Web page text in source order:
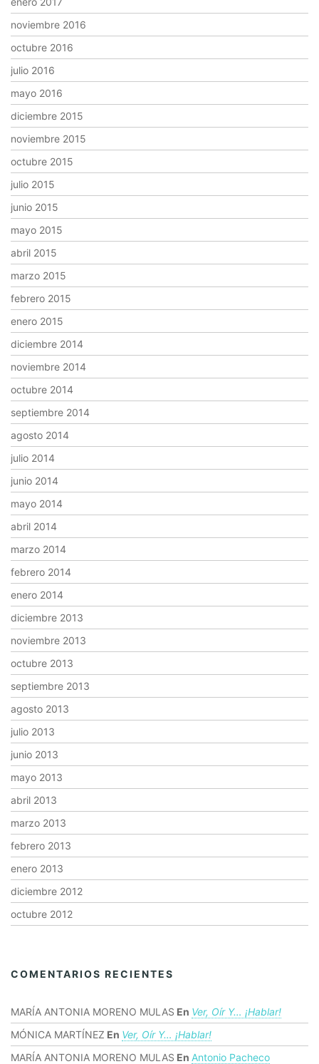
noviembre 2016
octubre 2016
julio 2016
mayo 2016
diciembre 2015
noviembre 2015
octubre 2015
julio 2015
junio 2015
mayo 2015
abril 2015
marzo 2015
febrero 2015
enero 2015
diciembre 2014
noviembre 2014
octubre 2014
septiembre 2014
agosto 2014
julio 2014
junio 2014
mayo 2014
abril 2014
marzo 2014
febrero 2014
enero 2014
diciembre 2013
noviembre 2013
octubre 2013
septiembre 2013
agosto 2013
julio 2013
junio 2013
mayo 2013
abril 2013
marzo 2013
febrero 2013
enero 2013
diciembre 2012
octubre 2012
COMENTARIOS RECIENTES
MARÍA ANTONIA MORENO MULAS En Ver, Oír Y… ¡hablar!
MÓNICA MARTÍNEZ En Ver, Oír Y… ¡hablar!
MARÍA ANTONIA MORENO MULAS En Antonio Pacheco